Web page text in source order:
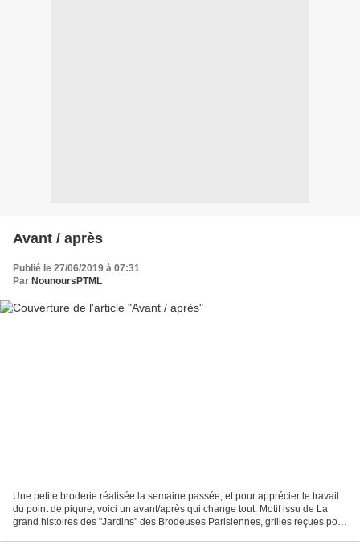
Avant / après
Publié le 27/06/2019 à 07:31
Par NounoursPTML
Une petite broderie réalisée la semaine passée, et pour apprécier le travail
du point de piqure, voici un avant/après qui change tout. Motif issu de La
grand histoires des "Jardins" des Brodeuses Parisiennes, grilles reçues pour